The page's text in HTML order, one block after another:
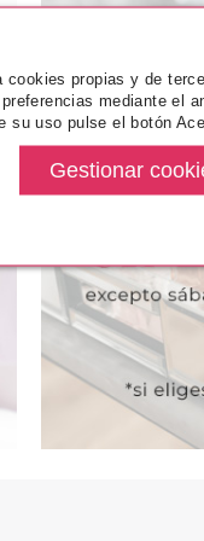
CONFORT
-
propias y de
mediante el
su uso pulse el botón